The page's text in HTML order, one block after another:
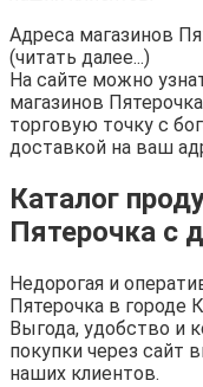
Адреса магазинов
(читать далее...)
На сайте можно
магазинов
торговую точку с
доставкой на ваш
Каталог
Пятерочка с
Недорогая и
Пятерочка в городе
Выгода, удобство и
покупки через
наших клиентов.